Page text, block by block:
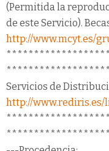
(Permitida la
de este Servicio).
http://www.mcyt.es/
Servicios de
http://www.rediris.es/